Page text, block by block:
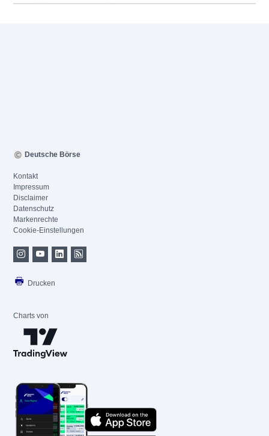
Deutsche Börse
Kontakt
Impressum
Disclaimer
Datenschutz
Markenrechte
Cookie-Einstellungen
Drucken
Charts von